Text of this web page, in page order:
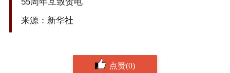
来源：新华社
点赞(0)